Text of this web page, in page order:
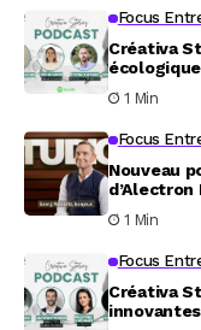
Focus
Créativa
1 Min
Focus
Nouveau
d’Alectron
1 Min
Focus
Créativa